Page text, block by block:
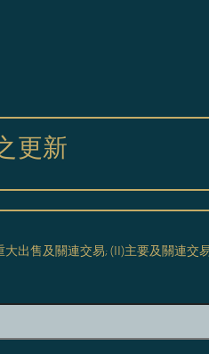
更新
出售及關連交易; (II)主要及關連交